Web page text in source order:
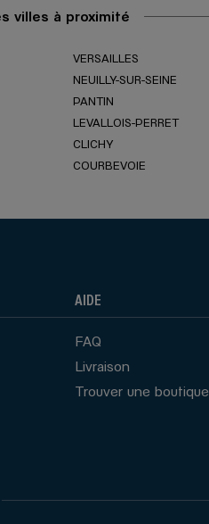
villes à proximité
VERSAILLES
NEUILLY-SUR-SEINE
PANTIN
LEVALLOIS-PERRET
CLICHY
COURBEVOIE
AIDE
FAQ
Livraison
Trouver une boutique